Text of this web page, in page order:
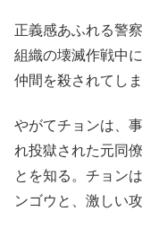
正義感あふれる警
組織の壊滅作戦中
仲間を殺されてしま
やがてチョンは、
れ投獄された元同
とを知る。チョン
ンゴウと、激しい